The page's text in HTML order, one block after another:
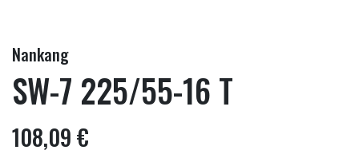
Nankang
SW-7 225/55-16 T
108,09 €